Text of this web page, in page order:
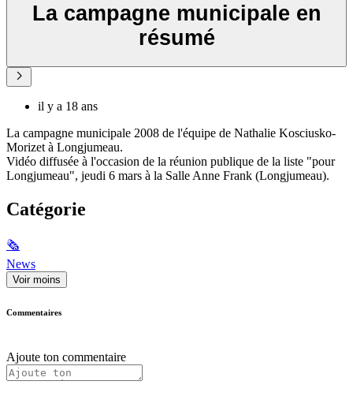
La campagne municipale en
résumé
il y a 18 ans
La campagne municipale 2008 de l'équipe de Nathalie Kosciusko-
Morizet à Longjumeau.
Vidéo diffusée à l'occasion de la réunion publique de la liste "pour
Longjumeau", jeudi 6 mars à la Salle Anne Frank (Longjumeau).
Catégorie
🗞
News
Voir moins
Commentaires
Ajoute ton commentaire